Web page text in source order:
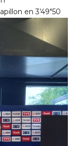
en 3’49″50